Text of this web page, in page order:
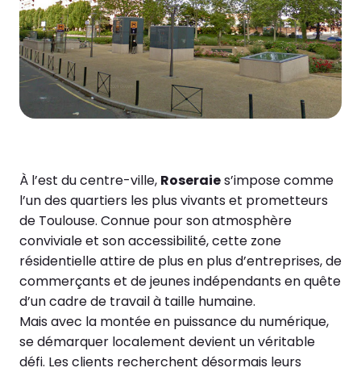
À l’est du centre-ville, Roseraies’impose comme
l’un des quartiers les plus vivants et prometteurs
de Toulouse. Connue pour son atmosphère
conviviale et son accessibilité, cette zone
résidentielle attire de plus en plus d’entreprises, de
commerçants et de jeunes indépendants en quête
d’un cadre de travail à taille humaine.
Mais avec la montée en puissance du numérique,
se démarquer localement devient un véritable
défi. Les clients recherchent désormais leurs